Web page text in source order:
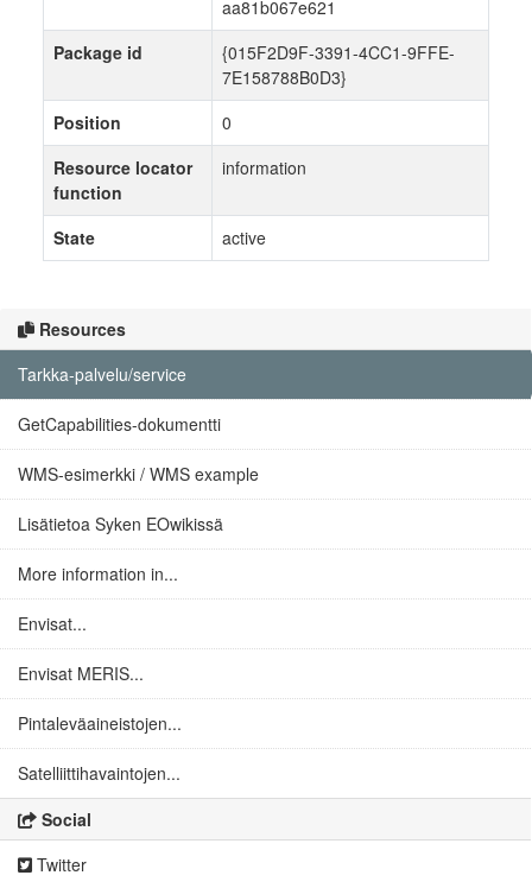
Resources
Tarkka-palvelu/service
GetCapabilities-dokumentti
WMS-esimerkki / WMS example
Lisätietoa Syken EOwikissä
More information in...
Envisat...
Envisat MERIS...
Pintaleväaineistojen...
Satelliittihavaintojen...
Social
Twitter
aa81b067e621
Package id
{015F2D9F-3391-4CC1-9FFE-
7E158788B0D3}
Position
0
Resource locator
function
information
State active